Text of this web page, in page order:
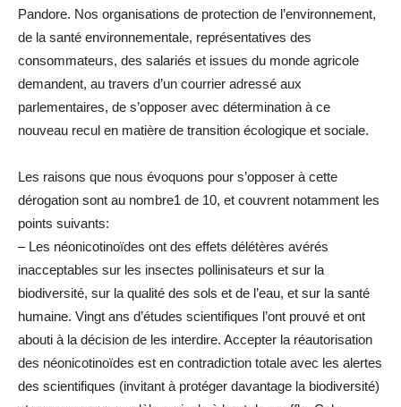
Pandore. Nos organisations de protection de l’environnement,
de la santé environnementale, représentatives des
consommateurs, des salariés et issues du monde agricole
demandent, au travers d’un courrier adressé aux
parlementaires, de s’opposer avec détermination à ce
nouveau recul en matière de transition écologique et sociale.
Les raisons que nous évoquons pour s’opposer à cette
dérogation sont au nombre1 de 10, et couvrent notamment les
points suivants:
– Les néonicotinoïdes ont des effets délétères avérés
inacceptables sur les insectes pollinisateurs et sur la
biodiversité, sur la qualité des sols et de l’eau, et sur la santé
humaine. Vingt ans d’études scientifiques l’ont prouvé et ont
abouti à la décision de les interdire. Accepter la réautorisation
des néonicotinoïdes est en contradiction totale avec les alertes
des scientifiques (invitant à protéger davantage la biodiversité)